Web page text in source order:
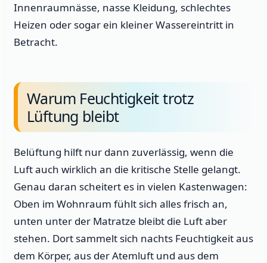
Innenraumnässe, nasse Kleidung, schlechtes
Heizen oder sogar ein kleiner Wassereintritt in
Betracht.
Warum Feuchtigkeit trotz
Lüftung bleibt
Belüftung hilft nur dann zuverlässig, wenn die
Luft auch wirklich an die kritische Stelle gelangt.
Genau daran scheitert es in vielen Kastenwagen:
Oben im Wohnraum fühlt sich alles frisch an,
unten unter der Matratze bleibt die Luft aber
stehen. Dort sammelt sich nachts Feuchtigkeit aus
dem Körper, aus der Atemluft und aus dem